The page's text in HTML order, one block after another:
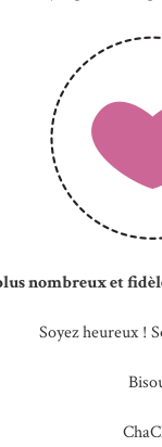
nombreux et
Soyez heureux !